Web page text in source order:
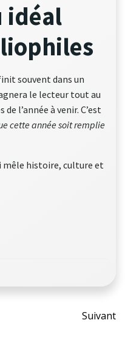
idéal
souvent dans un
le lecteur tout au
l’année à venir. C’est
cette année soit remplie
histoire, culture et
Suivant